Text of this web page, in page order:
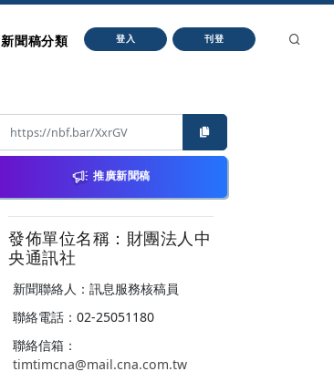
新聞稿分類 登入 刊登
推廣新聞稿
發佈單位名稱：財團法人中
央通訊社
新聞聯絡人：訊息服務核稿員
聯絡電話：02-25051180
聯絡信箱：
timtimcna@mail.cna.com.tw